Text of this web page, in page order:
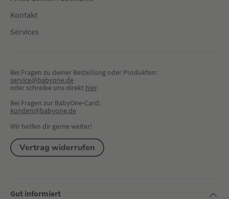
Kontakt
Services
Bei Fragen zu deiner Bestellung oder Produkten:
service@babyone.de
oder schreibe uns direkt hier.
Bei Fragen zur BabyOne-Card:
kunden@babyone.de
Wir helfen dir gerne weiter!
Vertrag widerrufen
Gut informiert